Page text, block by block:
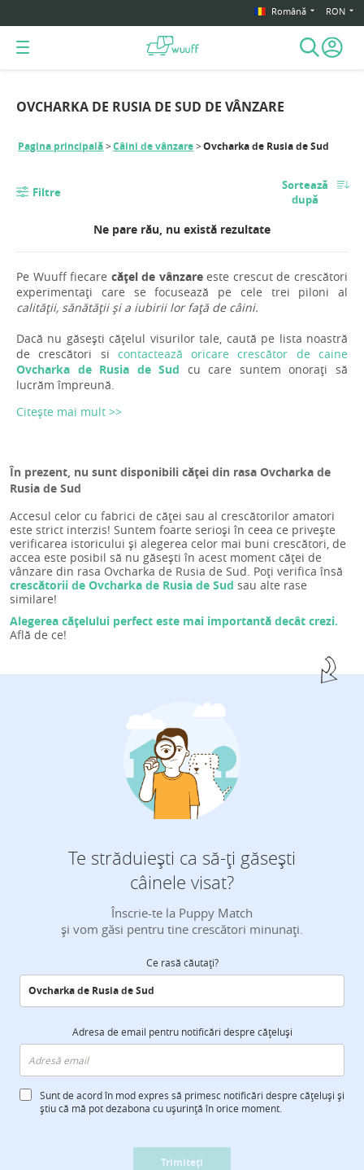
Română RON
OVCHARKA DE RUSIA DE SUD DE VÂNZARE
Pagina principală Câini de vânzare Ovcharka de Rusia de Sud
Filtre
Sortează
după
Ne pare rău, nu există rezultate
Pe Wuuff fiecare cățel de vânzareeste crescut de crescători
experimentați care se focusează pe cele trei piloni al
calității, sănătății și a iubirii lor față de câini.
Dacă nu găsești cățelul visurilor tale, caută pe lista noastră
de crescători si contactează oricare crescător de caine
Ovcharka de Rusia de Sud cu care suntem onorați să
lucrăm împreună.
Citește mai mult >>
În prezent, nu sunt disponibili căței din rasa Ovcharka de
Rusia de Sud
Accesul celor cu fabrici de căței sau al crescătorilor amatori
este strict interzis! Suntem foarte serioși în ceea ce privește
verificarea istoricului și alegerea celor mai buni crescători, de
accea este posibil să nu găsești în acest moment căței de
vânzare din rasa Ovcharka de Rusia de Sud. Poți verifica însă
crescătorii de Ovcharka de Rusia de Sud sau alte rase
similare!
Alegerea cățelului perfect este mai importantă decât crezi.
Află de ce!
Te străduiești ca să-ți găsești
câinele visat?
Înscrie-te la Puppy Match
și vom găsi pentru tine crescători minunați.
Ce rasă căutați?
Adresa de email pentru notificări despre cățeluși
Sunt de acord în mod expres să primesc notificări despre cățeluși și
știu că mă pot dezabona cu ușurință în orice moment.
Trimiteți